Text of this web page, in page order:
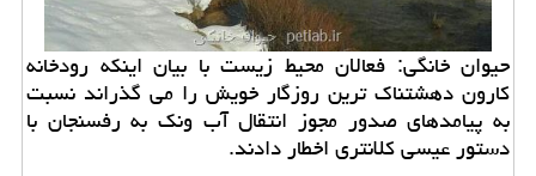
حیوان خانگی: فعالان محیط زیست با بیان اینكه رودخانه
كارون دهشتناك ترین روزگار خویش را می گذراند نسبت
به پیامدهای صدور مجوز انتقال آب ونك به رفسنجان با
دستور عیسی كلانتری اخطار دادند.